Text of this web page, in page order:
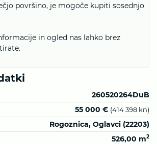
površino, je mogoče kupiti sosednjo
in ogled nas lahko brez
260520264DuB
55 000 € (414 398 kn)
Rogoznica, Oglavci (22203)
526,00 m2